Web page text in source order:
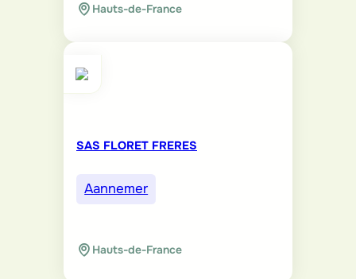
Hauts-de-France
SAS FLORET FRERES
Aannemer
Hauts-de-France